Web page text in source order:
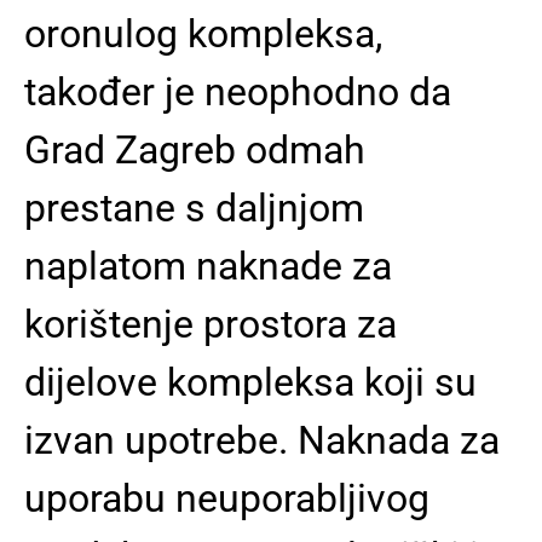
oronulog kompleksa,
također je neophodno da
Grad Zagreb odmah
prestane s daljnjom
naplatom naknade za
korištenje prostora za
dijelove kompleksa koji su
izvan upotrebe. Naknada za
uporabu neuporabljivog